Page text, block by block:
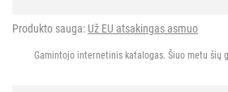
Produkto sauga: Už EU atsakingas asmuo
Gamintojo internetinis katalogas. Šiuo metu šių